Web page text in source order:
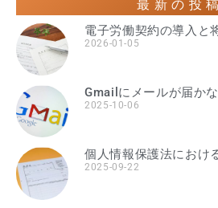
最新の投稿
電子労働契約の導入と
2026-01-05
Gmailにメールが届か
2025-10-06
個人情報保護法におけ
2025-09-22